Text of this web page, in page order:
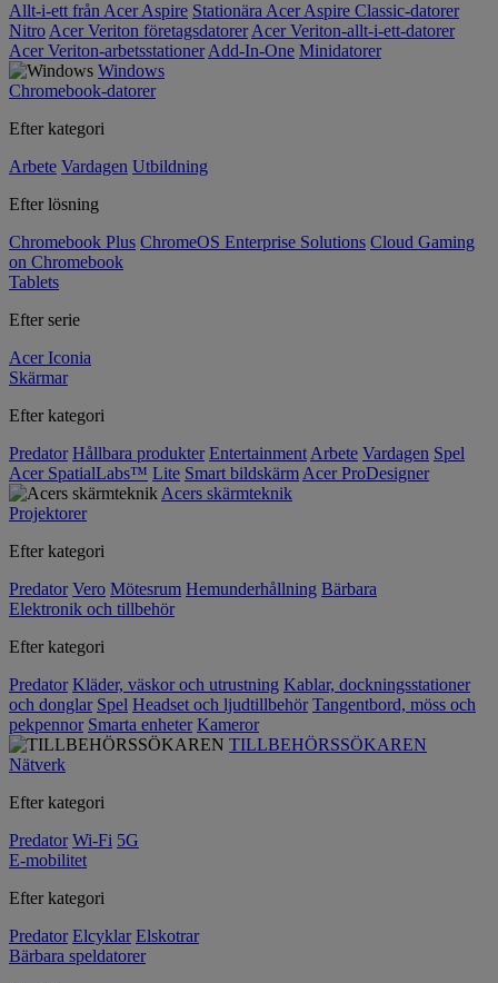
Allt-i-ett från Acer Aspire Stationära Acer Aspire Classic-datorer
Nitro Acer Veriton företagsdatorer Acer Veriton-allt-i-ett-datorer
Acer Veriton-arbetsstationer Add-In-One Minidatorer
Windows
Chromebook-datorer
Efter kategori
Arbete Vardagen Utbildning
Efter lösning
Chromebook Plus ChromeOS Enterprise Solutions Cloud Gaming
on Chromebook
Tablets
Efter serie
Acer Iconia
Skärmar
Efter kategori
Predator Hållbara produkter Entertainment Arbete Vardagen Spel
Acer SpatialLabs™ Lite Smart bildskärm Acer ProDesigner
Acers skärmteknik
Projektorer
Efter kategori
Predator Vero Mötesrum Hemunderhållning Bärbara
Elektronik och tillbehör
Efter kategori
Predator Kläder, väskor och utrustning Kablar, dockningsstationer
och donglar Spel Headset och ljudtillbehör Tangentbord, möss och
pekpennor Smarta enheter Kameror
TILLBEHÖRSSÖKAREN
Nätverk
Efter kategori
Predator Wi-Fi 5G
E-mobilitet
Efter kategori
Predator Elcyklar Elskotrar
Bärbara speldatorer